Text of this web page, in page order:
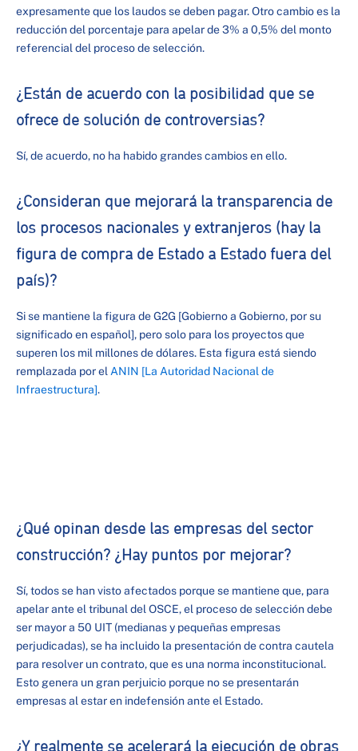
expresamente que los laudos se deben pagar. Otro cambio es la
reducción del porcentaje para apelar de 3% a 0,5% del monto
referencial del proceso de selección.
¿Están de acuerdo con la posibilidad que se
ofrece de solución de controversias?
Sí, de acuerdo, no ha habido grandes cambios en ello.
¿Consideran que mejorará la transparencia de
los procesos nacionales y extranjeros (hay la
figura de compra de Estado a Estado fuera del
país)?
Si se mantiene la figura de G2G [Gobierno a Gobierno, por su
significado en español], pero solo para los proyectos que
superen los mil millones de dólares. Esta figura está siendo
remplazada por el ANIN [La Autoridad Nacional de
Infraestructura].
¿Qué opinan desde las empresas del sector
construcción? ¿Hay puntos por mejorar?
Sí, todos se han visto afectados porque se mantiene que, para
apelar ante el tribunal del OSCE, el proceso de selección debe
ser mayor a 50 UIT (medianas y pequeñas empresas
perjudicadas), se ha incluido la presentación de contra cautela
para resolver un contrato, que es una norma inconstitucional.
Esto genera un gran perjuicio porque no se presentarán
empresas al estar en indefensión ante el Estado.
¿Y realmente se acelerará la ejecución de obras